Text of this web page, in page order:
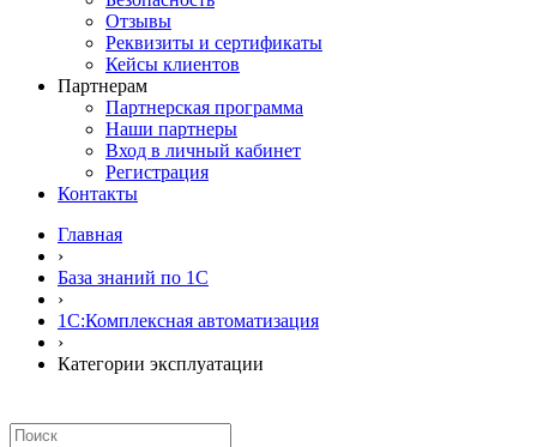
Отзывы
Реквизиты и сертификаты
Кейсы клиентов
Партнерам
Партнерская программа
Наши партнеры
Вход в личный кабинет
Регистрация
Контакты
Главная
›
База знаний по 1С
›
1С:Комплексная автоматизация
›
Категории эксплуатации